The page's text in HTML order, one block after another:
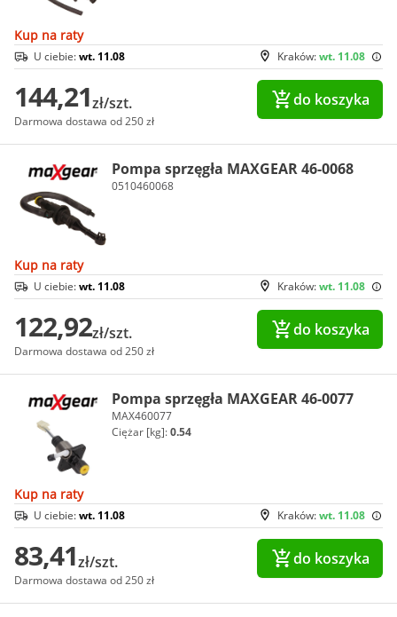
Kup na raty
Kraków:wt. 11.08
U ciebie:wt. 11.08
144,21zł/szt.
Darmowa dostawa od 250 zł
do koszyka
Pompa sprzęgła MAXGEAR 46-0068
0510460068
Kup na raty
Kraków:wt. 11.08
U ciebie:wt. 11.08
122,92zł/szt.
Darmowa dostawa od 250 zł
do koszyka
Pompa sprzęgła MAXGEAR 46-0077
MAX460077
Ciężar [kg]:0.54
Kup na raty
Kraków:wt. 11.08
U ciebie:wt. 11.08
83,41zł/szt.
Darmowa dostawa od 250 zł
do koszyka